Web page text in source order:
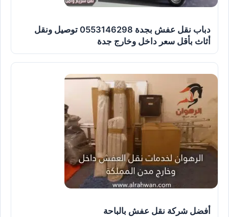
دباب نقل عفش بجدة 0553146298 توصيل ونقل
أثاث بأقل سعر داخل وخارج جدة
أفضل شركة نقل عفش بالباحة